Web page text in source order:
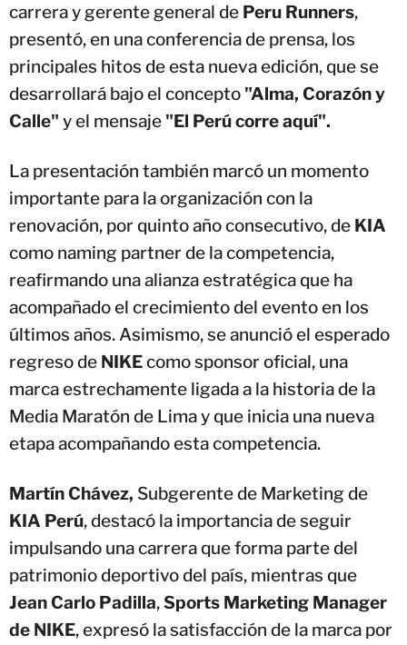
carrera y gerente general de Peru Runners,
presentó, en una conferencia de prensa, los
principales hitos de esta nueva edición, que se
desarrollará bajo el concepto "Alma, Corazón y
Calle" y el mensaje "El Perú corre aquí".
La presentación también marcó un momento
importante para la organización con la
renovación, por quinto año consecutivo, de KIA
como naming partner de la competencia,
reafirmando una alianza estratégica que ha
acompañado el crecimiento del evento en los
últimos años. Asimismo, se anunció el esperado
regreso de NIKEcomo sponsor oficial, una
marca estrechamente ligada a la historia de la
Media Maratón de Lima y que inicia una nueva
etapa acompañando esta competencia.
Martín Chávez, Subgerente de Marketing de
KIA Perú, destacó la importancia de seguir
impulsando una carrera que forma parte del
patrimonio deportivo del país, mientras que
Jean Carlo Padilla,Sports Marketing Manager
de NIKE, expresó la satisfacción de la marca por